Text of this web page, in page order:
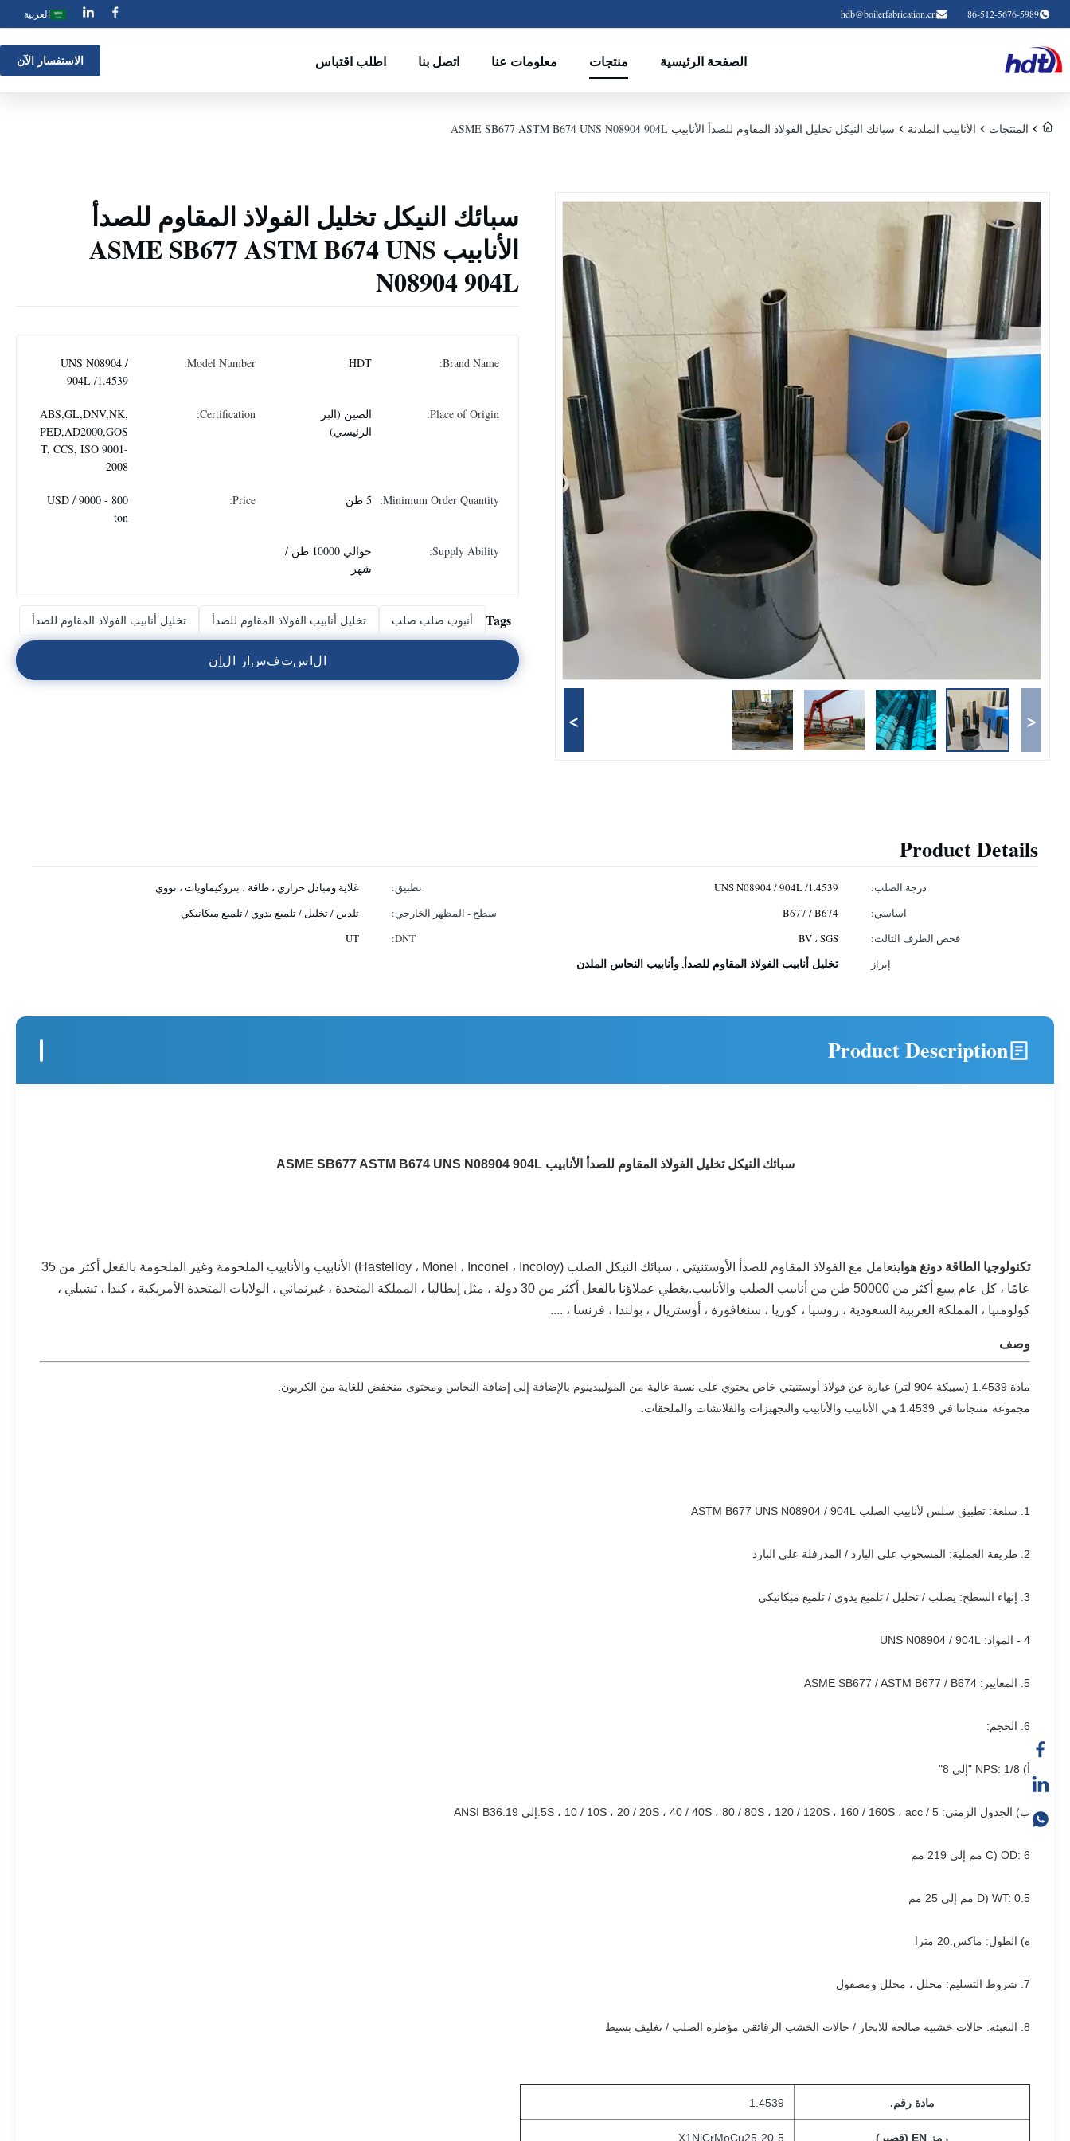
86-512-5676-5989
hdb@boilerfabrication.cn العربية
الصفحة الرئيسية منتجات معلومات عنا اتصل بنا اطلب اقتباس الاستفسار الآن
المنتجات الأنابيب الملدنة سبائك النيكل تخليل الفولاذ المقاوم للصدأ الأنابيب ASME SB677 ASTM B674 UNS N08904 904L
<
>
سبائك النيكل تخليل الفولاذ المقاوم للصدأ
الأنابيب ASME SB677 ASTM B674 UNS
N08904 904L
Brand Name:
HDT
Model Number:
UNS N08904 /
904L /1.4539
Place of Origin:
الصين (البر
الرئيسي)
Certification:
ABS,GL,DNV,NK,
PED,AD2000,GOS
T, CCS, ISO 9001-
2008
Minimum Order Quantity: 5 طن Price:
800 - 9000 USD /
ton
Supply Ability:
حوالي 10000 طن /
شهر
Tags أنبوب صلب صلب تخليل أنابيب الفولاذ المقاوم للصدأ تخليل أنابيب الفولاذ المقاوم للصدأ
الاستفسار الآن
Product Details
درجة الصلب: UNS N08904 / 904L /1.4539 تطبيق:
غلاية ومبادل حراري ، طاقة ، بتروكيماويات ، نووي
اساسي:
B677 / B674 سطح - المظهر الخارجي:
تلدين / تخليل / تلميع يدوي / تلميع ميكانيكي
فحص الطرف الثالث:
BV ، SGS DNT:
UT
إبراز
تخليل أنابيب الفولاذ المقاوم للصدأ,وأنابيب النحاس الملدن
Product Description
سبائك النيكل تخليل الفولاذ المقاوم للصدأ الأنابيب ASME SB677 ASTM B674 UNS N08904 904L
تكنولوجيا الطاقة دونغ هوا
يتعامل مع الفولاذ المقاوم للصدأ الأوستنيتي ، سبائك النيكل الصلب (Hastelloy ، Monel ، Inconel ، Incoloy) الأنابيب والأنابيب الملحومة وغير الملحومة بالفعل أكثر من 35
عامًا ، كل عام يبيع أكثر من 50000 طن من أنابيب الصلب والأنابيب.يغطي عملاؤنا بالفعل أكثر من 30 دولة ، مثل إيطاليا ، المملكة المتحدة ، غيرنماني ، الولايات المتحدة الأمريكية ، كندا ، تشيلي ،
كولومبيا ، المملكة العربية السعودية ، روسيا ، كوريا ، سنغافورة ، أوستريال ، بولندا ، فرنسا ، ....
وصف
مادة 1.4539 (سبيكة 904 لتر) عبارة عن فولاذ أوستنيتي خاص يحتوي على نسبة عالية من الموليبدينوم بالإضافة إلى إضافة النحاس ومحتوى منخفض للغاية من الكربون.
مجموعة منتجاتنا في 1.4539 هي الأنابيب والأنابيب والتجهيزات والفلانشات والملحقات.
1. سلعة: تطبيق سلس لأنابيب الصلب ASTM B677 UNS N08904 / 904L
2. طريقة العملية: المسحوب على البارد / المدرفلة على البارد
3. إنهاء السطح: يصلب / تخليل / تلميع يدوي / تلميع ميكانيكي
4 - المواد: UNS N08904 / 904L
5. المعايير: ASME SB677 / ASTM B677 / B674
6. الحجم:
أ) NPS: 1/8 "إلى 8"
ب) الجدول الزمني: 5 / 5S ، 10 / 10S ، 20 / 20S ، 40 / 40S ، 80 / 80S ، 120 / 120S ، 160 / 160S ، acc.إلى ANSI B36.19
C) OD: 6 مم إلى 219 مم
D) WT: 0.5 مم إلى 25 مم
ه) الطول: ماكس.20 مترا
7. شروط التسليم: مخلل ، مخلل ومصقول
8. التعبئة: حالات خشبية صالحة للابحار / حالات الخشب الرقائقي مؤطرة الصلب / تغليف بسيط
مادة رقم. 1.4539
رمز EN (قصير) X1NiCrMoCu25-20-5